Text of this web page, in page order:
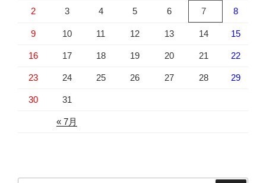
« 7月
2 3 4 5 6 7 8
9 10 11 12 13 14 15
16 17 18 19 20 21 22
23 24 25 26 27 28 29
30 31